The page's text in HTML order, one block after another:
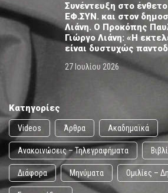
Συνέντευξη στο
ΕΦ.ΣΥΝ. και στον
Λιάνη. Ο Προκόπης
Γιώργο Λιάνη: «Η
είναι δυστυχώς
27 Ιουλίου 2026
Κατηγορίες
Videos Άρθρα Ακαδημαϊκά
Ανακοινώσεις – Τηλεγραφήματα
Διάφορα Μηνύματα Ομιλίες –